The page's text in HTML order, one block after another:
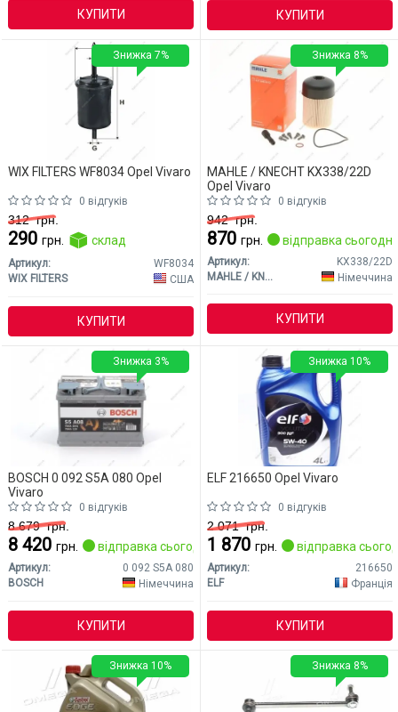
КУПИТИ КУПИТИ
WIX FILTERS WF8034 Opel Vivaro
0 відгуків
312грн.
290 грн. склад
Артикул:
WF8034
WIX FILTERS
США
КУПИТИ
Знижка 7%
MAHLE / KNECHT KX338/22D
Opel Vivaro
0 відгуків
942грн.
870 грн. відправка сьогодні
Артикул:
KX338/22D
MAHLE / KNECHT
Німеччина
КУПИТИ
Знижка 8%
BOSCH 0 092 S5A 080 Opel
Vivaro
0 відгуків
8 679грн.
8 420 грн. відправка сьогодні
Артикул:
0 092 S5A 080
BOSCH
Німеччина
КУПИТИ
Знижка 3%
ELF 216650 Opel Vivaro
0 відгуків
2 071грн.
1 870 грн. відправка
Артикул:
216650
ELF
Франція
КУПИТИ
Знижка 10%
Знижка 10% Знижка 8%